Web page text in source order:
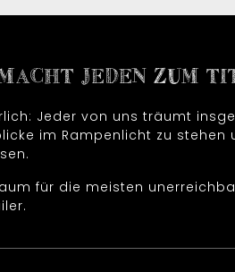
JEDEN ZUM
Jeder von uns träumt
im Rampenlicht zu
für die meisten